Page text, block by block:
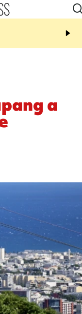
08:53
Jour de
2026 - bouger,
a